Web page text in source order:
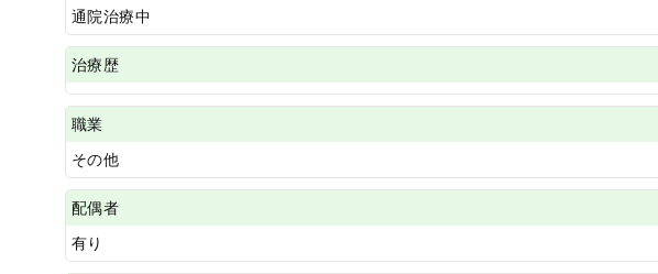
通院治療中
治療歴
職業
その他
配偶者
有り